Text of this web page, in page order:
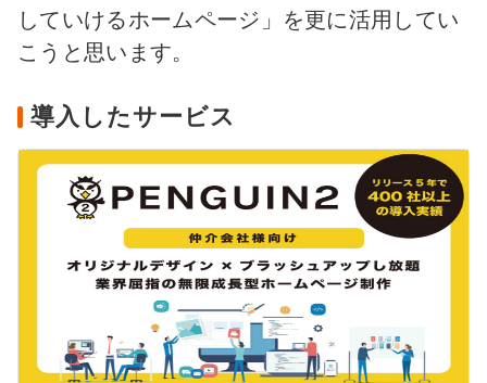
していけるホームページ」を更に活用してい
こうと思います。
導入したサービス